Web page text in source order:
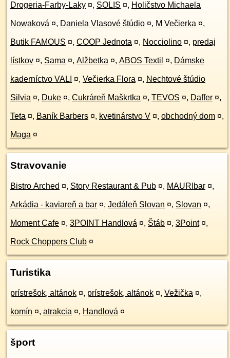
Drogeria-Farby-Laky ¤, SOLIS ¤, Holičstvo Michaela
Nowaková ¤, Daniela Vlasové štúdio ¤, M Večierka ¤,
Butik FAMOUS ¤, COOP Jednota ¤, Nocciolino ¤, predaj
lístkov ¤, Sama ¤, Alžbetka ¤, ABOS Textil ¤, Dámske
kaderníctvo VALI ¤, Večierka Flora ¤, Nechtové štúdio
Silvia ¤, Duke ¤, Cukráreň Maškrtka ¤, TEVOS ¤, Daffer ¤,
Teta ¤, Baník Barbers ¤, kvetinárstvo V ¤, obchodný dom ¤,
Maga ¤
Stravovanie
Bistro Arched ¤, Story Restaurant & Pub ¤, MAURIbar ¤,
Arkádia - kaviareň a bar ¤, Jedáleň Slovan ¤, Slovan ¤,
Moment Cafe ¤, 3POINT Handlová ¤, Štáb ¤, 3Point ¤,
Rock Choppers Club ¤
Turistika
prístrešok, altánok ¤, prístrešok, altánok ¤, Vežička ¤,
komín ¤, atrakcia ¤, Handlová ¤
šport